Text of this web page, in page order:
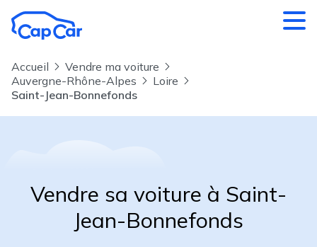
Accueil
Vendre ma voiture
Auvergne-Rhône-Alpes
Loire
Saint-Jean-Bonnefonds
Vendre sa voiture à Saint-
Jean-Bonnefonds